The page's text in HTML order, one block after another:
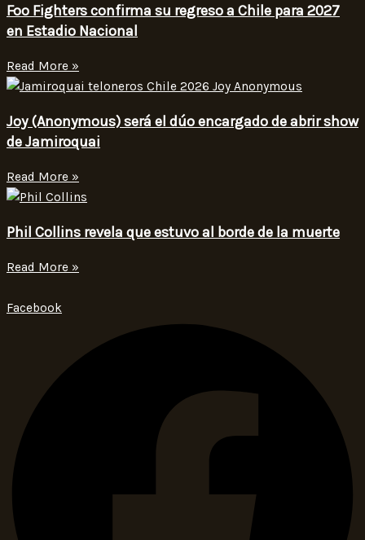
Foo Fighters confirma su regreso a Chile para 2027
en Estadio Nacional
Read More »
Joy (Anonymous) será el dúo encargado de abrir show
de Jamiroquai
Read More »
Phil Collins revela que estuvo al borde de la muerte
Read More »
Facebook